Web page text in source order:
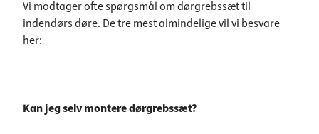
Vi modtager ofte spørgsmål om dørgrebssæt til
indendørs døre. De tre mest almindelige vil vi besvare
her:
Kan jeg selv montere dørgrebssæt?